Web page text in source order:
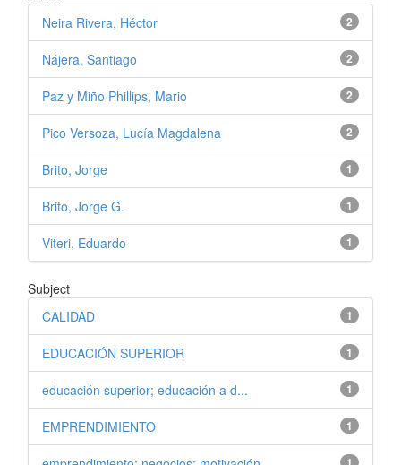
2
Neira Rivera, Héctor
2
Nájera, Santiago
2
Paz y Miño Phillips, Mario
2
Pico Versoza, Lucía Magdalena
1
Brito, Jorge
1
Brito, Jorge G.
1
Viteri, Eduardo
Subject
1
CALIDAD
1
EDUCACIÓN SUPERIOR
1
educación superior; educación a d...
1
EMPRENDIMIENTO